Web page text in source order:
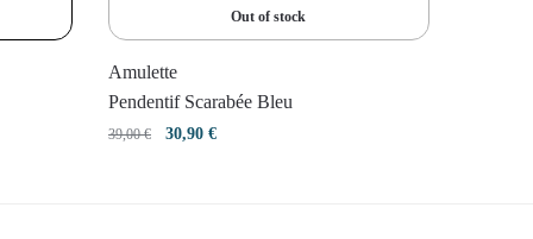
Out of stock
Amulette
Pendentif Scarabée Bleu
39,00€
Le
30,90 €Le